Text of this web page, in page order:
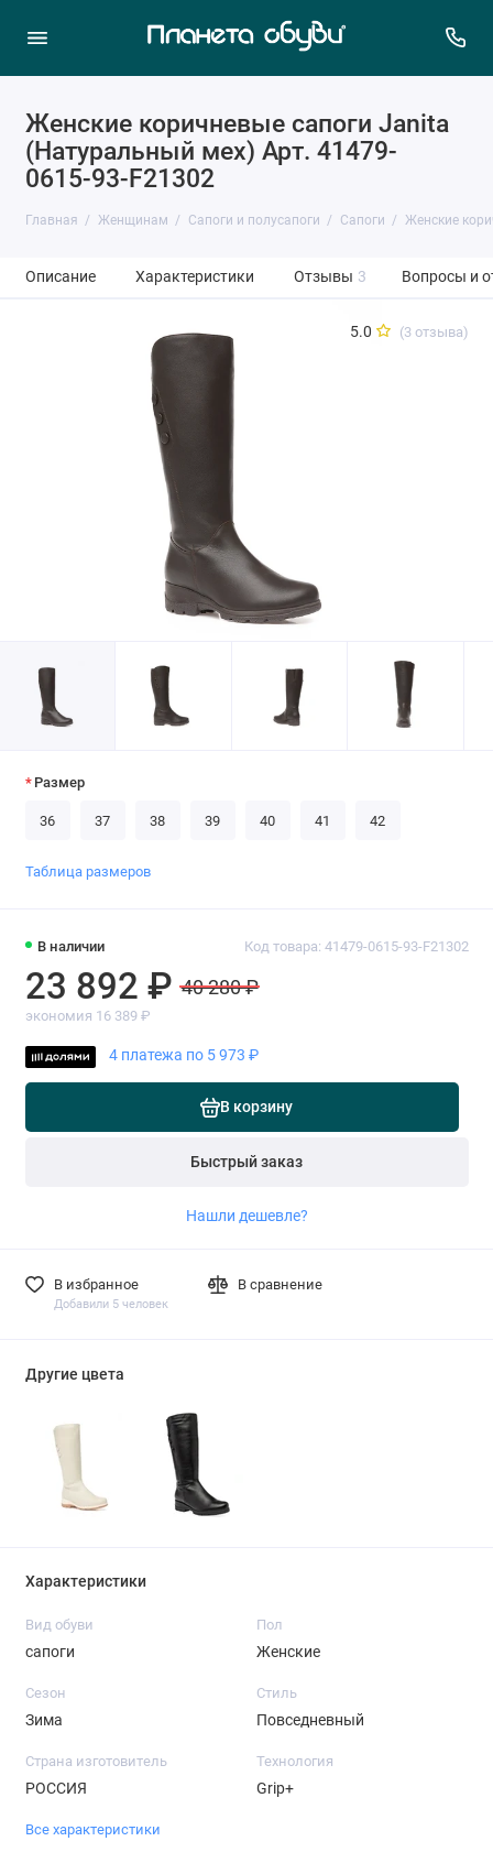
Женские коричневые сапоги Janita
(Натуральный мех) Арт. 41479-
0615-93-F21302
Главная Женщинам Сапоги и полусапоги Сапоги Женские
Описание Характеристики Отзывы 3 Вопросы и
5.0 (3 отзыва)
В наличии Код товара: 41479-0615-93-F21302
23 892 ₽ 40 280 ₽
экономия 16 389 ₽
4 платежа по 5 973 ₽
В корзину
Быстрый заказ
Нашли дешевле?
В избранное
Добавили 5 человек
В сравнение
Размер
36 37 38 39 40 41 42
Таблица размеров
Другие цвета
Характеристики
Вид обуви
сапоги
Пол
Женские
Сезон
Зима
Стиль
Повседневный
Страна изготовитель
РОССИЯ
Технология
Grip+
Все характеристики